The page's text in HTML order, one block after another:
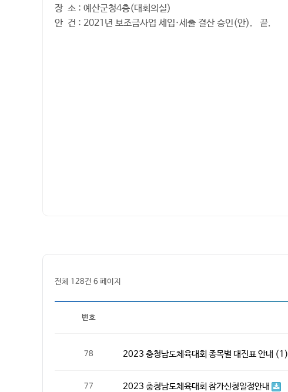
장 소 : 예산군청4층(대회의실)
안 건 : 2021년 보조금사업 세입·세출 결산 승인(안). 끝.
전체 128건 6 페이지
번호
78 2023 충청남도체육대회 종목별 대진표 안내 (1)
77 2023 충청남도체육대회 참가신청일정안내